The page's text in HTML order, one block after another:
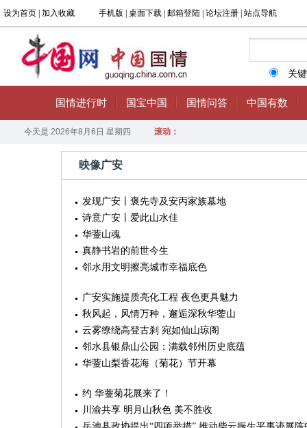
映像广安
发现广安丨褒先寺及安丙家族墓地
诗意广安丨爱此山水佳
华蓥山魂
真静书岩的前世今生
邻水用文明擦亮城市幸福底色
广安实施提质亮化工程 夜色更具魅力
秋风起，风情万种，邂逅深秋华蓥山
云雾缭绕高登古刹 宛如仙山琼阁
邻水县银鼎山公园：满载邻州历史底蕴
华蓥山梨香花海（菊花）节开幕
约 华蓥菊花展来了！
川渝共享 明月山秋色 美不胜收